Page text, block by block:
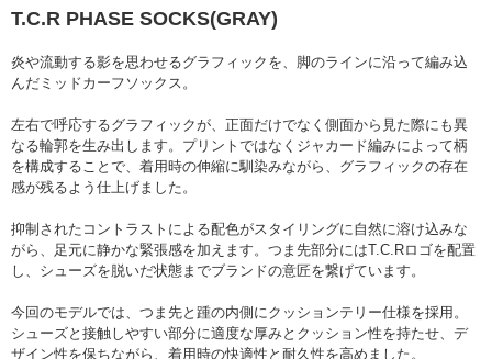
T.C.R PHASE SOCKS(GRAY)
炎や流動する影を思わせるグラフィックを、脚のラインに沿って編み込
んだミッドカーフソックス。
左右で呼応するグラフィックが、正面だけでなく側面から見た際にも異
なる輪郭を生み出します。プリントではなくジャカード編みによって柄
を構成することで、着用時の伸縮に馴染みながら、グラフィックの存在
感が残るよう仕上げました。
抑制されたコントラストによる配色がスタイリングに自然に溶け込みな
がら、足元に静かな緊張感を加えます。つま先部分にはT.C.Rロゴを配置
し、シューズを脱いだ状態までブランドの意匠を繋げています。
今回のモデルでは、つま先と踵の内側にクッションテリー仕様を採用。
シューズと接触しやすい部分に適度な厚みとクッション性を持たせ、デ
ザイン性を保ちながら、着用時の快適性と耐久性を高めました。